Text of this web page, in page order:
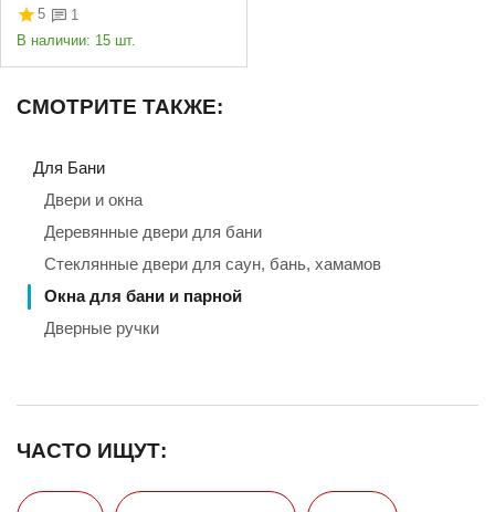
5
1
В наличии: 15 шт.
СМОТРИТЕ ТАКЖЕ:
Для Бани
Двери и окна
Деревянные двери для бани
Стеклянные двери для саун, бань, хамамов
Окна для бани и парной
Дверные ручки
ЧАСТО ИЩУТ: